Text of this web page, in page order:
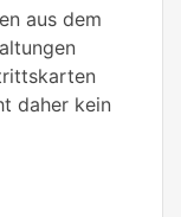
aus dem
daher kein